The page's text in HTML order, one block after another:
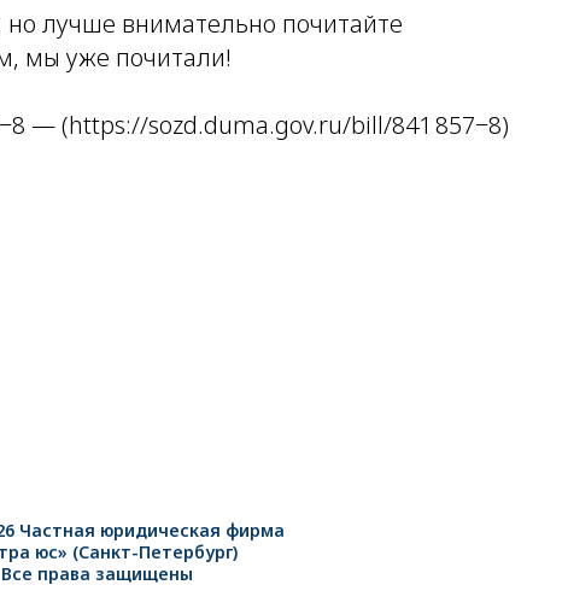
лучше внимательно почитайте
мы уже почитали!
— (https://sozd.duma.gov.ru/bill/841 857−8)
Частная юридическая фирма
юс» (Санкт-Петербург)
Все права защищены